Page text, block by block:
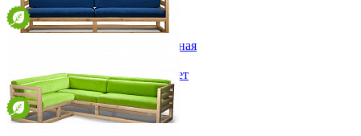
Двухъярусные кровати
Декор в детскую
Детская Вилия-М модульная
Детские кровати до 3-х лет
Детские кровати от 3 лет
Комоды классические
Комоды пеленальные
32 990 ₽
144х70х69 см
Диван Магнус прямой
37 990 ₽
208х70х69 см